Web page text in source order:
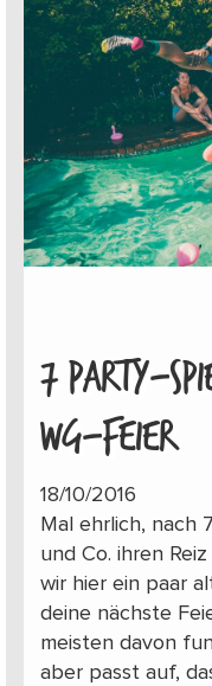
7 PARTY-
WG-FEIER
18/10/2016
Mal ehrlich, nach
und Co. ihren
wir hier ein paar
deine nächste
meisten davon
aber passt auf,